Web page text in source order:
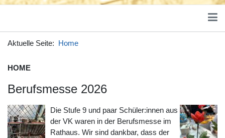
Aktuelle Seite: Home
HOME
Berufsmesse 2026
Die Stufe 9 und paar Schüler:innen aus
der VK waren in der Berufsmesse im
Rathaus. Wir sind dankbar, dass der